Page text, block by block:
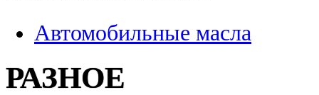
Автомобильные масла
РАЗНОЕ